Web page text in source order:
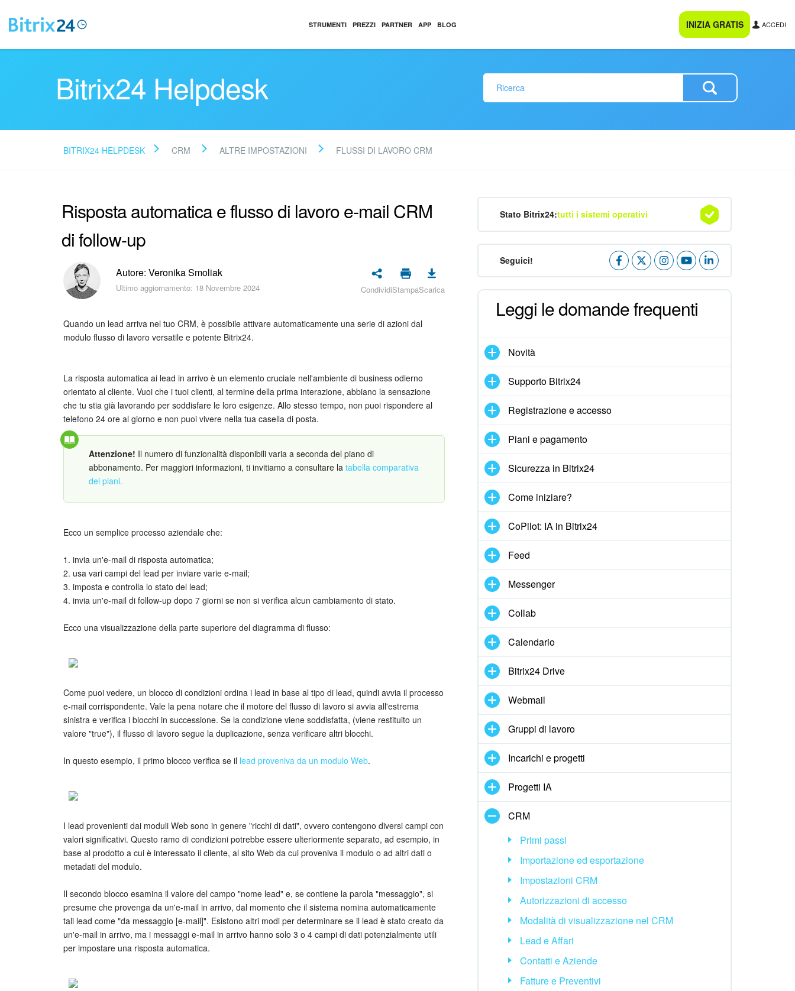
STRUMENTI PREZZI PARTNER APP BLOG INIZIA GRATIS ACCEDI
Bitrix24 Helpdesk
BITRIX24 HELPDESK CRM ALTRE IMPOSTAZIONI FLUSSI DI LAVORO CRM
Risposta automatica e flusso di lavoro e-mail CRM
di follow-up
Autore: Veronika Smoliak
Ultimo aggiornamento: 18 Novembre 2024 CondividiStampaScarica
Quando un lead arriva nel tuo CRM, è possibile attivare automaticamente una serie di azioni dal
modulo flusso di lavoro versatile e potente Bitrix24.
La risposta automatica ai lead in arrivo è un elemento cruciale nell'ambiente di business odierno
orientato al cliente. Vuoi che i tuoi clienti, al termine della prima interazione, abbiano la sensazione
che tu stia già lavorando per soddisfare le loro esigenze. Allo stesso tempo, non puoi rispondere al
telefono 24 ore al giorno e non puoi vivere nella tua casella di posta.
Attenzione! Il numero di funzionalità disponibili varia a seconda del piano di
abbonamento. Per maggiori informazioni, ti invitiamo a consultare la tabella comparativa
dei piani.
Ecco un semplice processo aziendale che:
1. invia un'e-mail di risposta automatica;
2. usa vari campi del lead per inviare varie e-mail;
3. imposta e controlla lo stato del lead;
4. invia un'e-mail di follow-up dopo 7 giorni se non si verifica alcun cambiamento di stato.
Ecco una visualizzazione della parte superiore del diagramma di flusso:
Come puoi vedere, un blocco di condizioni ordina i lead in base al tipo di lead, quindi avvia il processo
e-mail corrispondente. Vale la pena notare che il motore del flusso di lavoro si avvia all'estrema
sinistra e verifica i blocchi in successione. Se la condizione viene soddisfatta, (viene restituito un
valore "true"), il flusso di lavoro segue la duplicazione, senza verificare altri blocchi.
In questo esempio, il primo blocco verifica se il lead proveniva da un modulo Web.
I lead provenienti dai moduli Web sono in genere "ricchi di dati", ovvero contengono diversi campi con
valori significativi. Questo ramo di condizioni potrebbe essere ulteriormente separato, ad esempio, in
base al prodotto a cui è interessato il cliente, al sito Web da cui proveniva il modulo o ad altri dati o
metadati del modulo.
Il secondo blocco esamina il valore del campo "nome lead" e, se contiene la parola "messaggio", si
presume che provenga da un'e-mail in arrivo, dal momento che il sistema nomina automaticamente
tali lead come "da messaggio [e-mail]". Esistono altri modi per determinare se il lead è stato creato da
un'e-mail in arrivo, ma i messaggi e-mail in arrivo hanno solo 3 o 4 campi di dati potenzialmente utili
per impostare una risposta automatica.
Stato Bitrix24:tutti i sistemi operativi
Seguici!
Leggi le domande frequenti
Novità
Supporto Bitrix24
Registrazione e accesso
Piani e pagamento
Sicurezza in Bitrix24
Come iniziare?
CoPilot: IA in Bitrix24
Feed
Messenger
Collab
Calendario
Bitrix24 Drive
Webmail
Gruppi di lavoro
Incarichi e progetti
Progetti IA
CRM
Primi passi
Importazione ed esportazione
Impostazioni CRM
Autorizzazioni di accesso
Modalità di visualizzazione nel CRM
Lead e Affari
Contatti e Aziende
Fatture e Preventivi